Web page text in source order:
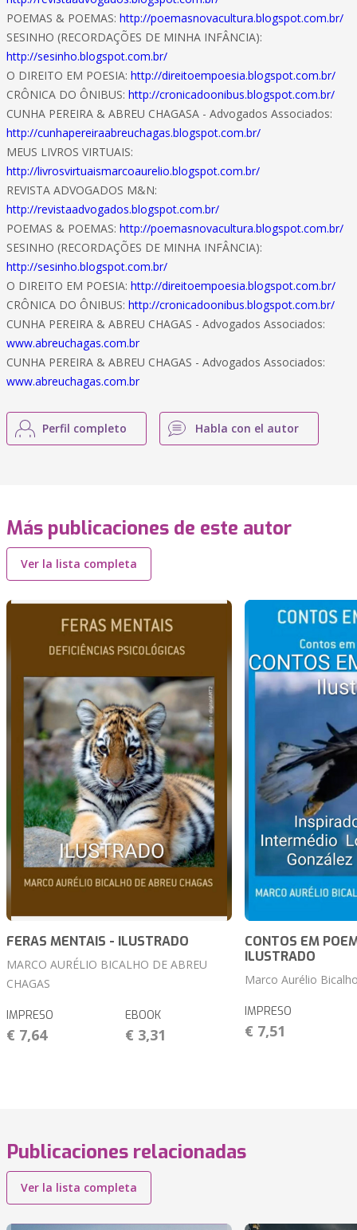
POEMAS & POEMAS: http://poemasnovacultura.blogspot.com.br/
SESINHO (RECORDAÇÕES DE MINHA INFÂNCIA):
http://sesinho.blogspot.com.br/
O DIREITO EM POESIA: http://direitoempoesia.blogspot.com.br/
CRÔNICA DO ÔNIBUS: http://cronicadoonibus.blogspot.com.br/
CUNHA PEREIRA & ABREU CHAGASA - Advogados Associados:
http://cunhapereiraabreuchagas.blogspot.com.br/
MEUS LIVROS VIRTUAIS:
http://livrosvirtuaismarcoaurelio.blogspot.com.br/
REVISTA ADVOGADOS M&N:
http://revistaadvogados.blogspot.com.br/
POEMAS & POEMAS: http://poemasnovacultura.blogspot.com.br/
SESINHO (RECORDAÇÕES DE MINHA INFÂNCIA):
http://sesinho.blogspot.com.br/
O DIREITO EM POESIA: http://direitoempoesia.blogspot.com.br/
CRÔNICA DO ÔNIBUS: http://cronicadoonibus.blogspot.com.br/
CUNHA PEREIRA & ABREU CHAGAS - Advogados Associados:
www.abreuchagas.com.br
CUNHA PEREIRA & ABREU CHAGAS - Advogados Associados:
www.abreuchagas.com.br
Perfil completo Habla con el autor
Más publicaciones de este autor
Ver la lista completa
FERAS MENTAIS - ILUSTRADO
MARCO AURÉLIO BICALHO DE ABREU
CHAGAS
IMPRESO
€ 7,64
EBOOK
€ 3,31
CONTOS EM
ILUSTRADO
Marco Aurélio
IMPRESO
€ 7,51
Publicaciones relacionadas
Ver la lista completa